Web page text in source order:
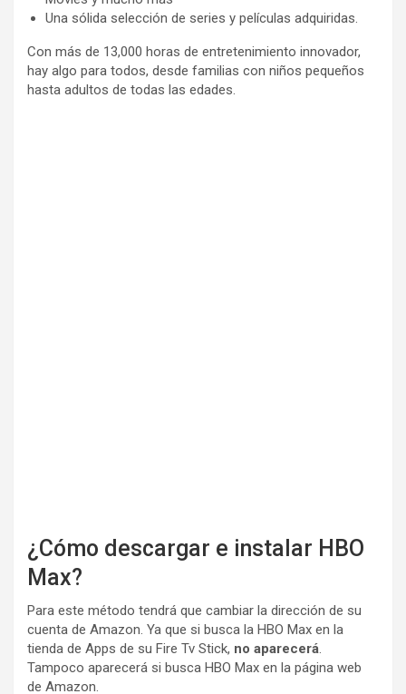
Una sólida selección de series y películas adquiridas.
Con más de 13,000 horas de entretenimiento innovador,
hay algo para todos, desde familias con niños pequeños
hasta adultos de todas las edades.
¿Cómo descargar e instalar HBO
Max?
Para este método tendrá que cambiar la dirección de su
cuenta de Amazon. Ya que si busca la HBO Max en la
tienda de Apps de su Fire Tv Stick, no aparecerá.
Tampoco aparecerá si busca HBO Max en la página web
de Amazon.